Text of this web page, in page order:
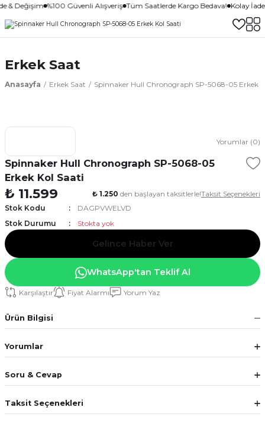
& Değişim %100 Güvenli Alışveriş Tüm Saatlerde Kargo Bedava! Kolay
Erkek Saat
Anasayfa Erkek Saat Spinnaker Hull Chronograph SP-5068-05 Erkek
Yorumlar (0)
Spinnaker Hull Chronograph SP-5068-05
Erkek Kol Saati
₺ 11.599 ₺ 1.250 den başlayan taksitlerle!Taksit Seçenekleri
Stok Kodu
DAGPVWELVD
Stok Durumu
Stokta yok
Gelince Haber Ver
WhatsApp'tan Teklif Al
Karşılaştır Fiyat Alarmı Yorum Yaz
Ürün Bilgisi
Yorumlar
Soru & Cevap
Taksit Seçenekleri